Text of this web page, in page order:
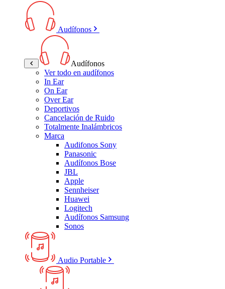
Audífonos
Audífonos
Ver todo en audífonos
In Ear
On Ear
Over Ear
Deportivos
Cancelación de Ruido
Totalmente Inalámbricos
Marca
Audifonos Sony
Panasonic
Audífonos Bose
JBL
Apple
Sennheiser
Huawei
Logitech
Audífonos Samsung
Sonos
Audio Portable